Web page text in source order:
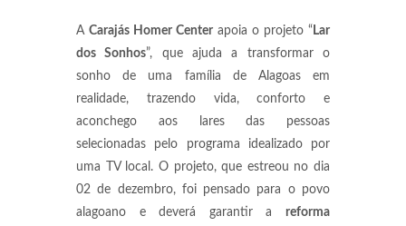
A Carajás Homer Center apoia o projeto “ Lar
dos Sonhos”, que ajuda a transformar o
sonho de uma família de Alagoas em
realidade, trazendo vida, conforto e
aconchego aos lares das pessoas
selecionadas pelo programa idealizado por
uma TV local. O projeto, que estreou no dia
02 de dezembro, foi pensado para o povo
alagoano e deverá garantir a reforma